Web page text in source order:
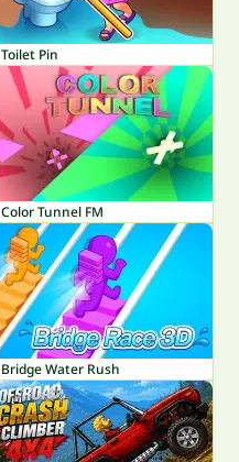
Toilet Pin
Color Tunnel FM
Bridge Water Rush